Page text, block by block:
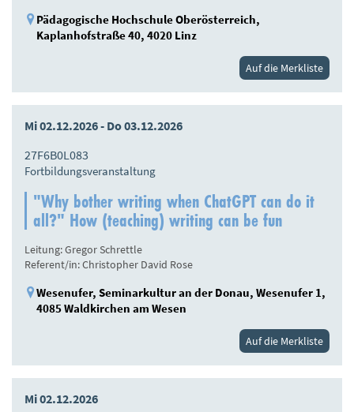
Pädagogische Hochschule Oberösterreich,
Kaplanhofstraße 40, 4020 Linz
Auf die Merkliste
Mi 02.12.2026 - Do 03.12.2026
27F6B0L083
Fortbildungsveranstaltung
"Why bother writing when ChatGPT can do it
all?" How (teaching) writing can be fun
Leitung: Gregor Schrettle
Referent/in: Christopher David Rose
Wesenufer, Seminarkultur an der Donau, Wesenufer 1,
4085 Waldkirchen am Wesen
Auf die Merkliste
Mi 02.12.2026